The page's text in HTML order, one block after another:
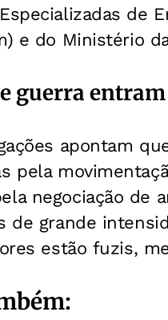
de
e do Ministério
guerra
apontam
pela
negociação de
de grande
estão fuzis,